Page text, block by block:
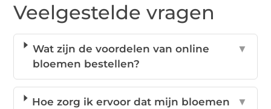
Veelgestelde vragen
Wat zijn de voordelen van online
bloemen bestellen?
▼
Hoe zorg ik ervoor dat mijn bloemen
▼